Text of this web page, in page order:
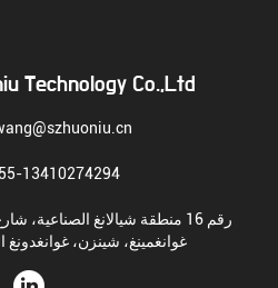
Technology Co.,Ltd
13410274294
رقم 16 منطقة شيالانغ الصناعية،
غوانغمينغ، شينزن، غوانغدونغ